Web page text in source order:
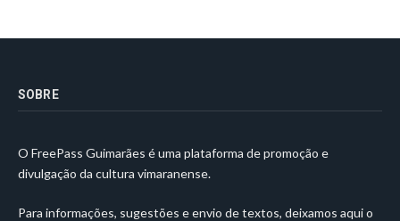
SOBRE
O FreePass Guimarães é uma plataforma de promoção e
divulgação da cultura vimaranense.
Para informações, sugestões e envio de textos, deixamos aqui o